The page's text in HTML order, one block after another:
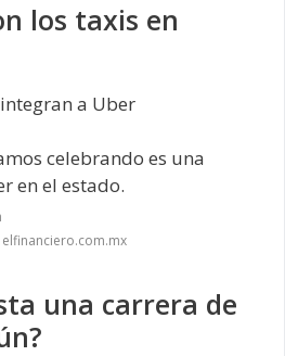
los taxis en
a Uber
celebrando es una
en el estado.
una carrera de